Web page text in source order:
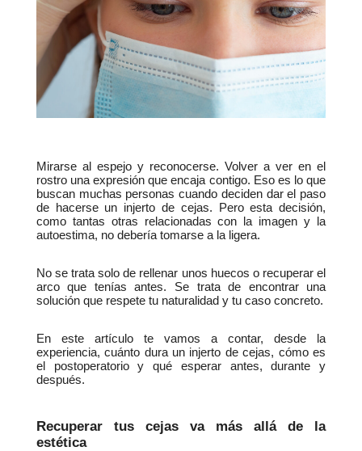
Mirarse al espejo y reconocerse. Volver a ver en el
rostro una expresión que encaja contigo. Eso es lo que
buscan muchas personas cuando deciden dar el paso
de hacerse un injerto de cejas. Pero esta decisión,
como tantas otras relacionadas con la imagen y la
autoestima, no debería tomarse a la ligera.
No se trata solo de rellenar unos huecos o recuperar el
arco que tenías antes. Se trata de encontrar una
solución que respete tu naturalidad y tu caso concreto.
En este artículo te vamos a contar, desde la
experiencia, cuánto dura un injerto de cejas, cómo es
el postoperatorio y qué esperar antes, durante y
después.
Recuperar tus cejas va más allá de la
estética